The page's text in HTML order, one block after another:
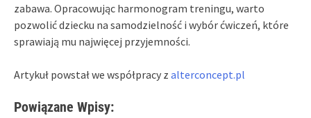
zabawa. Opracowując harmonogram treningu, warto
pozwolić dziecku na samodzielność i wybór ćwiczeń, które
sprawiają mu najwięcej przyjemności.
Artykuł powstał we współpracy z alterconcept.pl
Powiązane Wpisy: